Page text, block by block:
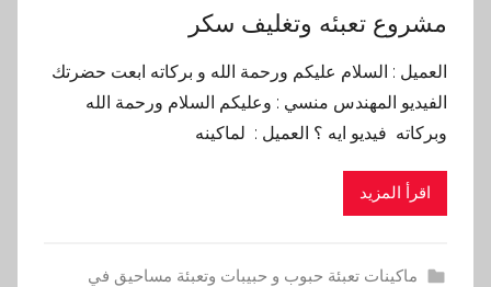
مشروع تعبئه وتغليف سكر
العميل : السلام عليكم ورحمة الله و بركاته ابعت حضرتك
الفيديو المهندس منسي : وعليكم السلام ورحمة الله
وبركاته فيديو ايه ؟ العميل : لماكينه
اقرأ المزيد
ماكينات تعبئة حبوب و حبيبات وتعبئة مساحيق في